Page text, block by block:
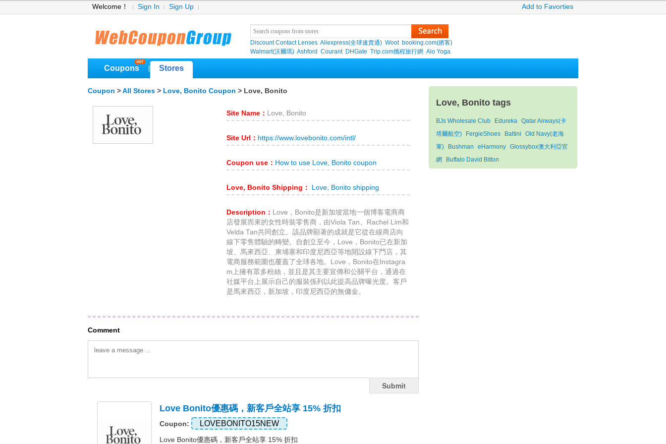
Welcome！ Sign In Sign Up Add to Favorties
Discount Contact Lenses Aliexpress(全球速賣通) Woot booking.com(繽客)
Walmart(沃爾瑪) Ashford Courant DHGate Trip.com攜程旅行網 Alo Yoga
Coupons Stores
Coupon > All Stores > Love, Bonito Coupon > Love, Bonito
Site Name： Love, Bonito
Site Url： https://www.lovebonito.com/intl/
Coupon use： How to use Love, Bonito coupon
Love, Bonito Shipping： Love, Bonito shipping
Description： Love，Bonito是新加坡當地一個博客電商商
店發展而來的女性時裝零售商，由Viola Tan、Rachel Lim和
Velda Tan共同創立。該品牌顯著的成就是它從在線商店向
線下零售體驗的轉變。自創立至今，Love，Bonito已在新加
坡、馬來西亞、柬埔寨和印度尼西亞等地開設線下門店，其
電商服務範圍也覆蓋了全球各地。Love，Bonito在Instagra
m上擁有眾多粉絲，並且是其主要宣傳和公關平台，通過在
社媒平台上展示自己的服裝係列以此提高品牌曝光度。客戶
是馬來西亞，新加坡，印度尼西亞的無傭金。
Comment
Submit
Love Bonito優惠碼，新客戶全站享 15% 折扣
Coupon: LOVEBONITO15NEW
Love Bonito優惠碼，新客戶全站享 15% 折扣
Love, Bonito tags
BJs Wholesale Club Edureka Qatar Airways(卡
塔爾航空)
FergieShoes Baltini
Old Navy(老海
軍)
Bushman eHarmony Glossybox澳大利亞官
網
Buffalo David Bitton